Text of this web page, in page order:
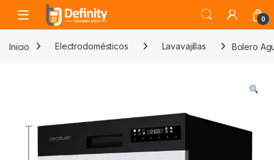
Skip to navigation
Skip to content
Open 0
Inicio Electrodomésticos Lavavajillas Bolero